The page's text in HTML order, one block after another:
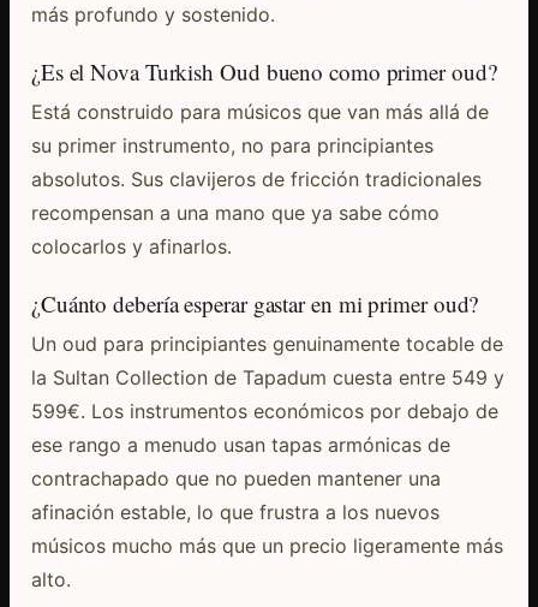
más profundo y sostenido.
¿Es el Nova Turkish Oud bueno como primer oud?
Está construido para músicos que van más allá de
su primer instrumento, no para principiantes
absolutos. Sus clavijeros de fricción tradicionales
recompensan a una mano que ya sabe cómo
colocarlos y afinarlos.
¿Cuánto debería esperar gastar en mi primer oud?
Un oud para principiantes genuinamente tocable de
la Sultan Collection de Tapadum cuesta entre 549 y
599€. Los instrumentos económicos por debajo de
ese rango a menudo usan tapas armónicas de
contrachapado que no pueden mantener una
afinación estable, lo que frustra a los nuevos
músicos mucho más que un precio ligeramente más
alto.